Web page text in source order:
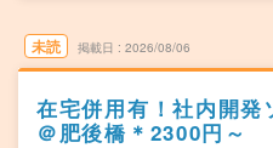
未読 掲載日 2026/08/06
在宅併用有！社内開発
＠肥後橋＊2300円～